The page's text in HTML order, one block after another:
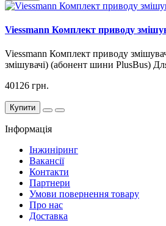
Viessmann Комплект приводу
Viessmann Комплект приводу
змішувачі) (абонент шини PlusBus)
40126 грн.
Купити
Інформація
Інжиніринг
Вакансії
Контакти
Партнери
Умови повернення товару
Про нас
Доставка